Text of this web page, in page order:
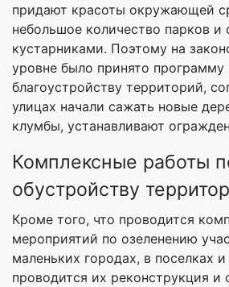
придают красоты окружающей
небольшое количество парков и
кустарниками. Поэтому на
уровне было принято программу
благоустройству территорий,
улицах начали сажать новые
клумбы, устанавливают
Комплексные работы
обустройству
Кроме того, что проводится
мероприятий по озеленению
маленьких городах, в поселках
проводится их реконструкция и